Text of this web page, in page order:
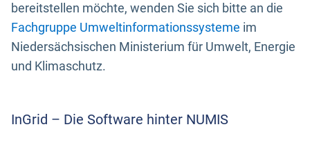
bereitstellen möchte, wenden Sie sich bitte an die
Fachgruppe Umweltinformationssysteme im
Niedersächsischen Ministerium für Umwelt, Energie
und Klimaschutz.
InGrid – Die Software hinter NUMIS